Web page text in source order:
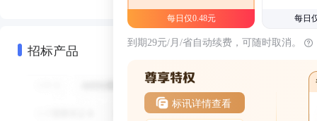
招标产品
每日仅0.48元 每日
到期29元/月/省自动续费，可随时取消。
标讯详情查看